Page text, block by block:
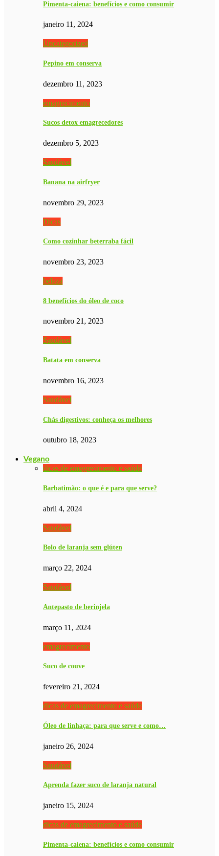
Pimenta-caiena: benefícios e como consumir
janeiro 11, 2024
Uncategorized
Pepino em conserva
dezembro 11, 2023
emagrecimento
Sucos detox emagrecedores
dezembro 5, 2023
Saudável
Banana na airfryer
novembro 29, 2023
Dicas
Como cozinhar beterraba fácil
novembro 23, 2023
beleza
8 benefícios do óleo de coco
novembro 21, 2023
Saudável
Batata em conserva
novembro 16, 2023
Saudável
Chás digestivos: conheça os melhores
outubro 18, 2023
Vegano
dicas de emagrecimento e saúde
Barbatimão: o que é e para que serve?
abril 4, 2024
Saudável
Bolo de laranja sem glúten
março 22, 2024
Saudável
Antepasto de berinjela
março 11, 2024
emagrecimento
Suco de couve
fevereiro 21, 2024
dicas de emagrecimento e saúde
Óleo de linhaça: para que serve e como…
janeiro 26, 2024
Saudável
Aprenda fazer suco de laranja natural
janeiro 15, 2024
dicas de emagrecimento e saúde
Pimenta-caiena: benefícios e como consumir